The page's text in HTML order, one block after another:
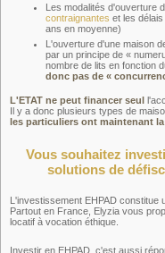
Les modalités d'ouverture
contraignantes et les
ans en moyenne)
L'ouverture d'une maison
par un principe de «
nombre de lits en fonction
donc pas de «
L'ETAT ne peut financer seul
Il y a donc plusieurs types de
les particuliers ont maintenant
Vous souhaitez
solutions de
L'investissement EHPAD constitue
Partout en France, Elyzia vous
locatif à vocation éthique.
Investir en EHPAD, c'est aussi